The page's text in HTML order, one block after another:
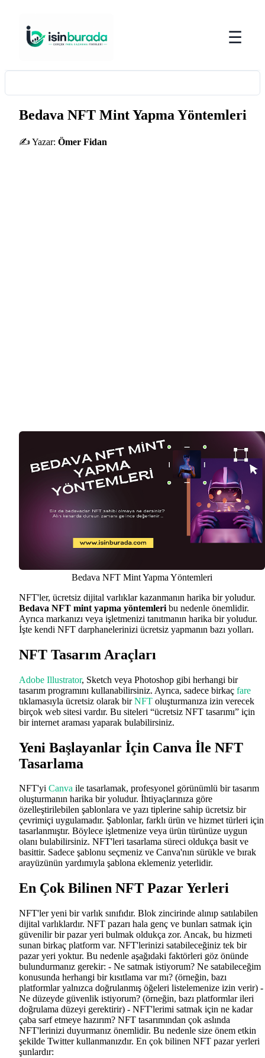
☰
Bedava NFT Mint Yapma Yöntemleri
✍️ Yazar: Ömer Fidan
Bedava NFT Mint Yapma Yöntemleri
NFT'ler, ücretsiz dijital varlıklar kazanmanın harika bir yoludur.
Bedava NFT mint yapma yöntemleri bu nedenle önemlidir.
Ayrıca markanızı veya işletmenizi tanıtmanın harika bir yoludur.
İşte kendi NFT darphanelerinizi ücretsiz yapmanın bazı yolları.
NFT Tasarım Araçları
Adobe Illustrator, Sketch veya Photoshop gibi herhangi bir
tasarım programını kullanabilirsiniz. Ayrıca, sadece birkaç fare
tıklamasıyla ücretsiz olarak birNFT oluşturmanıza izin verecek
birçok web sitesi vardır. Bu siteleri “ücretsiz NFT tasarımı” için
bir internet araması yaparak bulabilirsiniz.
Yeni Başlayanlar İçin Canva İle NFT
Tasarlama
NFT'yi Canva ile tasarlamak, profesyonel görünümlü bir tasarım
oluşturmanın harika bir yoludur. İhtiyaçlarınıza göre
özelleştirilebilen şablonlara ve yazı tiplerine sahip ücretsiz bir
çevrimiçi uygulamadır. Şablonlar, farklı ürün ve hizmet türleri için
tasarlanmıştır. Böylece işletmenize veya ürün türünüze uygun
olanı bulabilirsiniz. NFT'leri tasarlama süreci oldukça basit ve
basittir. Sadece şablonu seçmeniz ve Canva'nın sürükle ve bırak
arayüzünün yardımıyla şablona eklemeniz yeterlidir.
En Çok Bilinen NFT Pazar Yerleri
NFT'ler yeni bir varlık sınıfıdır. Blok zincirinde alınıp satılabilen
dijital varlıklardır. NFT pazarı hala genç ve bunları satmak için
güvenilir bir pazar yeri bulmak oldukça zor. Ancak, bu hizmeti
sunan birkaç platform var. NFT'lerinizi satabileceğiniz tek bir
pazar yeri yoktur. Bu nedenle aşağıdaki faktörleri göz önünde
bulundurmanız gerekir: - Ne satmak istiyorum? Ne satabileceğim
konusunda herhangi bir kısıtlama var mı? (örneğin, bazı
platformlar yalnızca doğrulanmış öğeleri listelemenize izin verir) -
Ne düzeyde güvenlik istiyorum? (örneğin, bazı platformlar ileri
doğrulama düzeyi gerektirir) - NFT'lerimi satmak için ne kadar
çaba sarf etmeye hazırım? NFT tasarımından çok aslında
NFT'lerinizi duyurmanız önemlidir. Bu nedenle size önem etkin
şekilde Twitter kullanmanızdır. En çok bilinen NFT pazar yerleri
şunlardır: